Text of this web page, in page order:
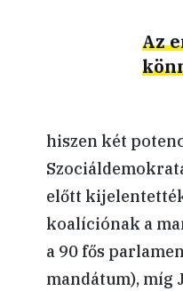
Az
hiszen két
előtt
koalíciónak a
a 90 fős
mandátum), míg